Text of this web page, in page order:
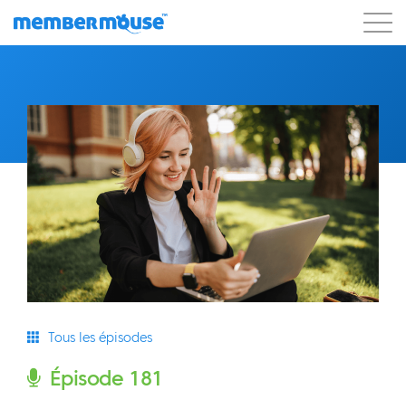
Commencer
Tous les épisodes
Épisode 181